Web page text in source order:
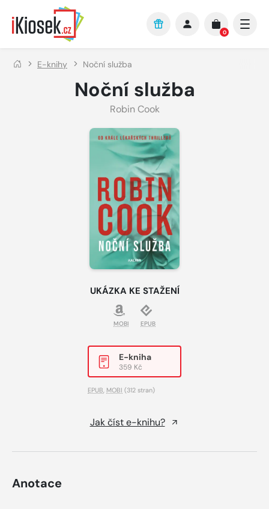
Přejít na hlavní obsah
0
E-knihy Noční služba
Noční služba
Robin Cook
UKÁZKA KE STAŽENÍ
MOBI EPUB
E-kniha
359 Kč
EPUB, MOBI (312 stran)
Jak číst e-knihu?
Anotace